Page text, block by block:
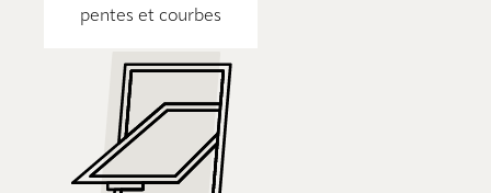
pentes et courbes